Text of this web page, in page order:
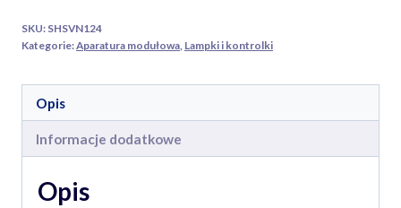
SKU: SHSVN124
Kategorie:Aparatura modułowa Lampki i kontrolki
Opis
Informacje dodatkowe
Opis